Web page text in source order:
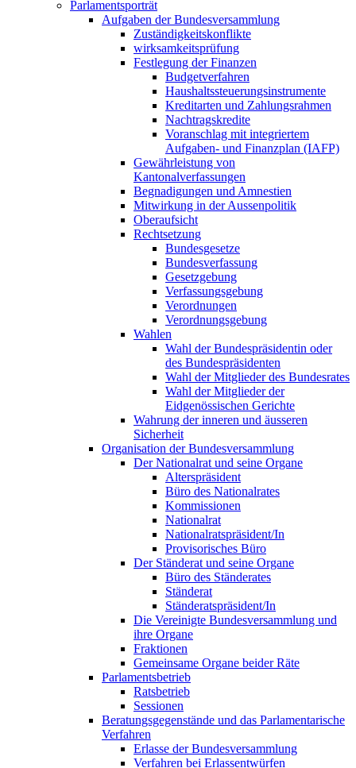
Parlamentsporträt
Aufgaben der Bundesversammlung
Zuständigkeitskonflikte
wirksamkeitsprüfung
Festlegung der Finanzen
Budgetverfahren
Haushaltssteuerungsinstrumente
Kreditarten und Zahlungsrahmen
Nachtragskredite
Voranschlag mit integriertem
Aufgaben- und Finanzplan (IAFP)
Gewährleistung von
Kantonalverfassungen
Begnadigungen und Amnestien
Mitwirkung in der Aussenpolitik
Oberaufsicht
Rechtsetzung
Bundesgesetze
Bundesverfassung
Gesetzgebung
Verfassungsgebung
Verordnungen
Verordnungsgebung
Wahlen
Wahl der Bundespräsidentin oder
des Bundespräsidenten
Wahl der Mitglieder des Bundesrates
Wahl der Mitglieder der
Eidgenössischen Gerichte
Wahrung der inneren und äusseren
Sicherheit
Organisation der Bundesversammlung
Der Nationalrat und seine Organe
Alterspräsident
Büro des Nationalrates
Kommissionen
Nationalrat
Nationalratspräsident/In
Provisorisches Büro
Der Ständerat und seine Organe
Büro des Ständerates
Ständerat
Ständeratspräsident/In
Die Vereinigte Bundesversammlung und
ihre Organe
Fraktionen
Gemeinsame Organe beider Räte
Parlamentsbetrieb
Ratsbetrieb
Sessionen
Beratungsgegenstände und das Parlamentarische
Verfahren
Erlasse der Bundesversammlung
Verfahren bei Erlassentwürfen